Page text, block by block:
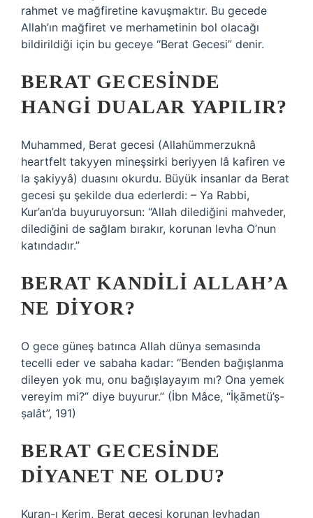
rahmet ve mağfiretine kavuşmaktır. Bu gecede
Allah’ın mağfiret ve merhametinin bol olacağı
bildirildiği için bu geceye “Berat Gecesi” denir.
BERAT GECESINDE
HANGI DUALAR YAPILIR?
Muhammed, Berat gecesi (Allahümmerzuknâ
heartfelt takyyen mineşsirki beriyyen lâ kafiren ve
la şakiyyâ) duasını okurdu. Büyük insanlar da Berat
gecesi şu şekilde dua ederlerdi: – Ya Rabbi,
Kur’an’da buyuruyorsun: “Allah dilediğini mahveder,
dilediğini de sağlam bırakır, korunan levha O’nun
katındadır.”
BERAT KANDILI ALLAH’A
NE DIYOR?
O gece güneş batınca Allah dünya semasında
tecelli eder ve sabaha kadar: “Benden bağışlanma
dileyen yok mu, onu bağışlayayım mı? Ona yemek
vereyim mi?” diye buyurur.” (İbn Mâce, “İḳāmetü’ṣ-
ṣalât”, 191)
BERAT GECESINDE
DIYANET NE OLDU?
Kuran-ı Kerim, Berat gecesi korunan levhadan